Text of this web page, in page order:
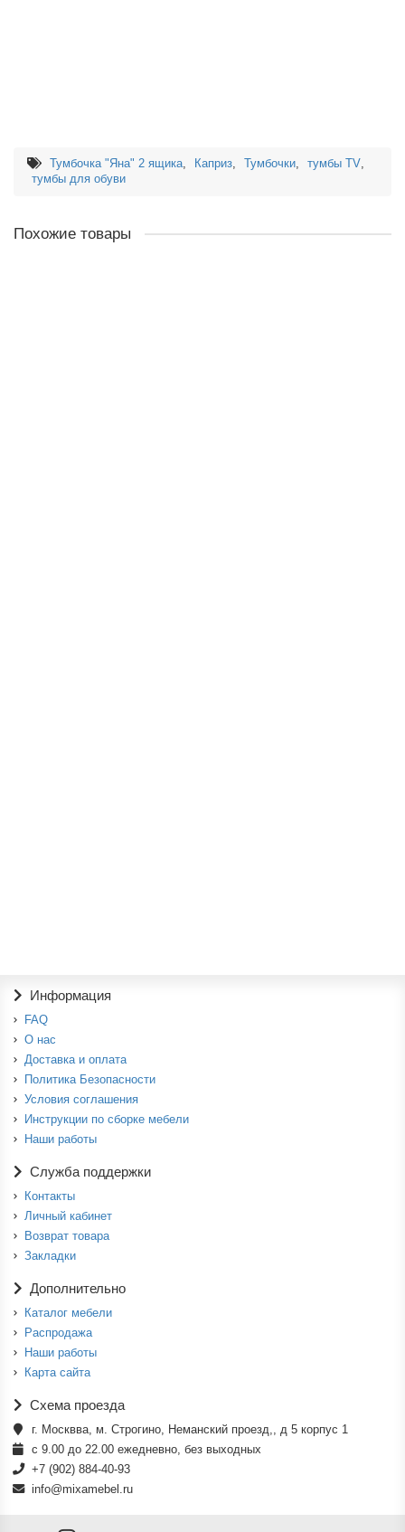
Тумбочка "Яна" 2 ящика, Каприз, Тумбочки, тумбы TV,
тумбы для обуви
Похожие товары
Информация
FAQ
О нас
Доставка и оплата
Политика Безопасности
Условия соглашения
Инструкции по сборке мебели
Наши работы
Служба поддержки
Контакты
Личный кабинет
Возврат товара
Закладки
Дополнительно
Каталог мебели
Распродажа
Наши работы
Карта сайта
Схема проезда
г. Москвва, м. Строгино, Неманский проезд,, д 5 корпус 1
с 9.00 до 22.00 ежедневно, без выходных
+7 (902) 884-40-93
info@mixamebel.ru